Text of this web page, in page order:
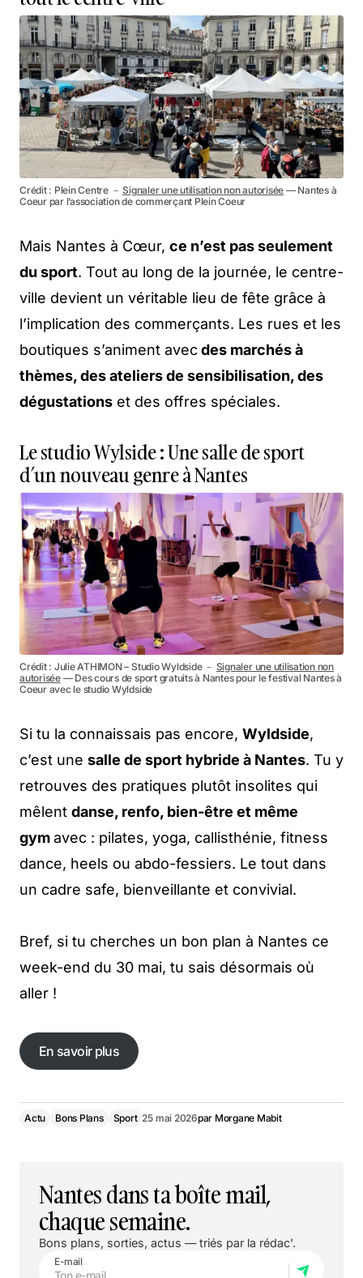
Crédit : Plein Centre －Signaler une utilisation non autorisée — Nantes à
Coeur par l’association de commerçant Plein Coeur
Mais Nantes à Cœur, ce n’est pas seulement
du sport. Tout au long de la journée, le centre-
ville devient un véritable lieu de fête grâce à
l’implication des commerçants. Les rues et les
boutiques s’animent avecdes marchés à
thèmes, des ateliers de sensibilisation, des
dégustations et des offres spéciales.
Le studio Wylside : Une salle de sport
d’un nouveau genre à Nantes
Crédit : Julie ATHIMON – Studio Wyldside － Signaler une utilisation non
autorisée— Des cours de sport gratuits à Nantes pour le festival Nantes à
Coeur avec le studio Wyldside
Si tu la connaissais pas encore, Wyldside,
c’est une salle de sport hybride à Nantes. Tu y
retrouves des pratiques plutôt insolites qui
mêlent danse, renfo, bien-être et même
gymavec : pilates, yoga, callisthénie, fitness
dance, heels ou abdo-fessiers. Le tout dans
un cadre safe, bienveillante et convivial.
Bref, si tu cherches un bon plan à Nantes ce
week-end du 30 mai, tu sais désormais où
aller !
En savoir plus
En savoir plus
Actu Bons Plans Sport 25 mai 2026par Morgane Mabit
Nantes dans ta boîte mail,
chaque semaine.
Bons plans, sorties, actus — triés par la rédac'.
E-mail